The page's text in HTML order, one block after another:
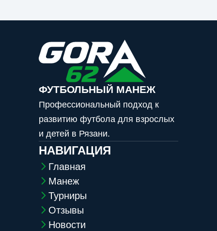
ФУТБОЛЬНЫЙ МАНЕЖ
Профессиональный подход к
развитию футбола для взрослых
и детей в Рязани.
НАВИГАЦИЯ
Главная
Манеж
Турниры
Отзывы
Новости